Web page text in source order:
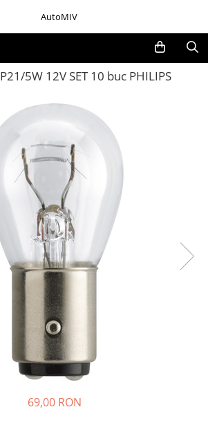
Aer
5W 12V SET 10 buc PHILIPS
69,00 RON